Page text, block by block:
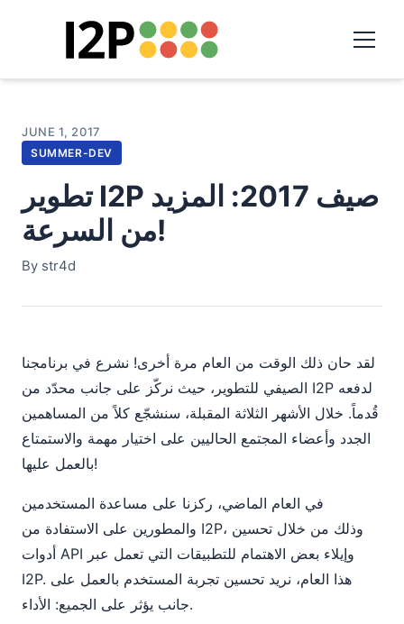
JUNE 1, 2017
SUMMER-DEV
تطوير I2P صيف 2017: المزيد
من السرعة!
By str4d
لقد حان ذلك الوقت من العام مرة أخرى! نشرع في برنامجنا
الصيفي للتطوير، حيث نركّز على جانب محدّد من I2P لدفعه
قُدماً. خلال الأشهر الثلاثة المقبلة، سنشجّع كلاً من المساهمين
الجدد وأعضاء المجتمع الحاليين على اختيار مهمة والاستمتاع
بالعمل عليها!
في العام الماضي، ركزنا على مساعدة المستخدمين
والمطورين على الاستفادة من I2P، وذلك من خلال تحسين
أدوات API وإيلاء بعض الاهتمام للتطبيقات التي تعمل عبر
I2P. هذا العام، نريد تحسين تجربة المستخدم بالعمل على
جانب يؤثر على الجميع: الأداء.